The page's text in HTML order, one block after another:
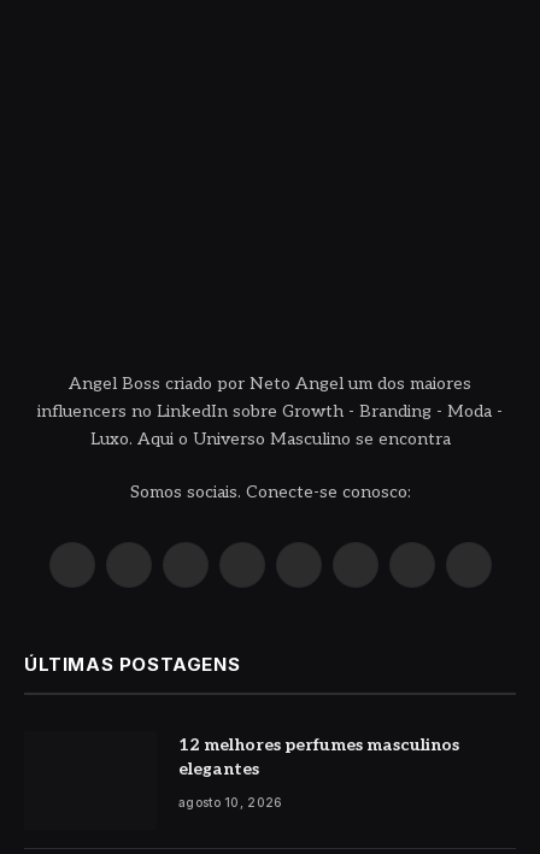
Angel Boss criado por Neto Angel um dos maiores
influencers no LinkedIn sobre Growth - Branding - Moda -
Luxo. Aqui o Universo Masculino se encontra
Somos sociais. Conecte-se conosco:
InstagramPinterestYouTube LinkedIn WhatsAppReddit TikTok
ÚLTIMAS POSTAGENS
12 melhores perfumes masculinos
elegantes
agosto 10, 2026